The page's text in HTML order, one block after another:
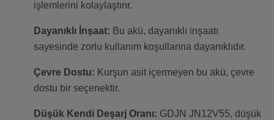
işlemlerini kolaylaştırır.
Dayanıklı İnşaat: Bu akü, dayanıklı inşaatı
sayesinde zorlu kullanım koşullarına dayanıklıdır.
Çevre Dostu: Kurşun asit içermeyen bu akü, çevre
dostu bir seçenektir.
Düşük Kendi Deşarj Oranı: GDJN JN12V55, düşük